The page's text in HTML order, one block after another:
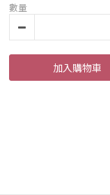
數量
加入購物車